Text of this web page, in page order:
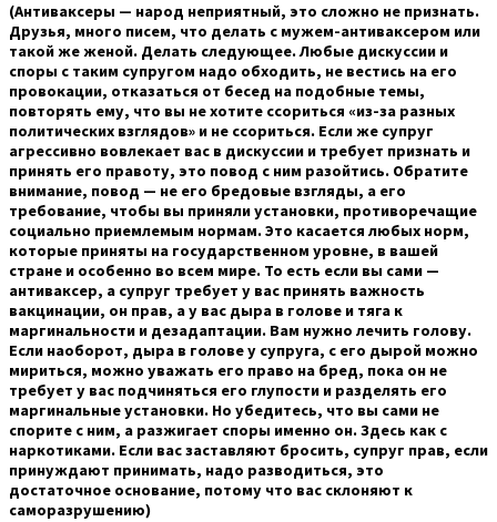
(Антиваксеры — народ неприятный, это сложно не признать.
Друзья, много писем, что делать с мужем-антиваксером или
такой же женой. Делать следующее. Любые дискуссии и
споры с таким супругом надо обходить, не вестись на его
провокации, отказаться от бесед на подобные темы,
повторять ему, что вы не хотите ссориться «из-за разных
политических взглядов» и не ссориться. Если же супруг
агрессивно вовлекает вас в дискуссии и требует признать и
принять его правоту, это повод с ним разойтись. Обратите
внимание, повод — не его бредовые взгляды, а его
требование, чтобы вы приняли установки, противоречащие
социально приемлемым нормам. Это касается любых норм,
которые приняты на государственном уровне, в вашей
стране и особенно во всем мире. То есть если вы сами —
антиваксер, а супруг требует у вас принять важность
вакцинации, он прав, а у вас дыра в голове и тяга к
маргинальности и дезадаптации. Вам нужно лечить голову.
Если наоборот, дыра в голове у супруга, с его дырой можно
мириться, можно уважать его право на бред, пока он не
требует у вас подчиняться его глупости и разделять его
маргинальные установки. Но убедитесь, что вы сами не
спорите с ним, а разжигает споры именно он. Здесь как с
наркотиками. Если вас заставляют бросить, супруг прав, если
принуждают принимать, надо разводиться, это
достаточное основание, потому что вас склоняют к
саморазрушению)